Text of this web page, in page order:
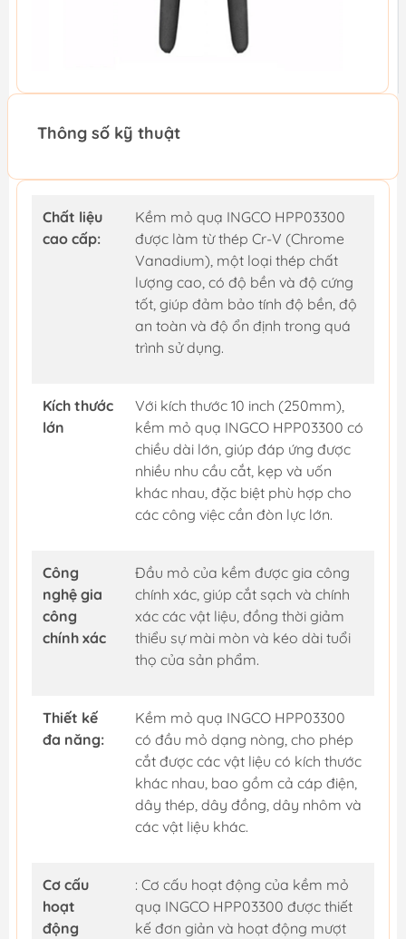
Thông số kỹ thuật
Chất liệu
cao cấp:
Kềm mỏ quạ INGCO HPP03300
được làm từ thép Cr-V (Chrome
Vanadium), một loại thép chất
lượng cao, có độ bền và độ cứng
tốt, giúp đảm bảo tính độ bền, độ
an toàn và độ ổn định trong quá
trình sử dụng.
Kích thước
lớn
Với kích thước 10 inch (250mm),
kềm mỏ quạ INGCO HPP03300 có
chiều dài lớn, giúp đáp ứng được
nhiều nhu cầu cắt, kẹp và uốn
khác nhau, đặc biệt phù hợp cho
các công việc cần đòn lực lớn.
Công
nghệ gia
công
chính xác
Đầu mỏ của kềm được gia công
chính xác, giúp cắt sạch và chính
xác các vật liệu, đồng thời giảm
thiểu sự mài mòn và kéo dài tuổi
thọ của sản phẩm.
Thiết kế
đa năng:
Kềm mỏ quạ INGCO HPP03300
có đầu mỏ dạng nòng, cho phép
cắt được các vật liệu có kích thước
khác nhau, bao gồm cả cáp điện,
dây thép, dây đồng, dây nhôm và
các vật liệu khác.
Cơ cấu
hoạt
động
: Cơ cấu hoạt động của kềm mỏ
quạ INGCO HPP03300 được thiết
kế đơn giản và hoạt động mượt